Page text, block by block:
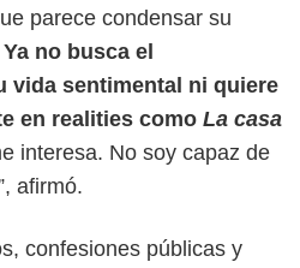
parece condensar su
Ya no busca el
vida sentimental ni quiere
en realities como La casa
interesa. No soy capaz de
afirmó.
confesiones públicas y